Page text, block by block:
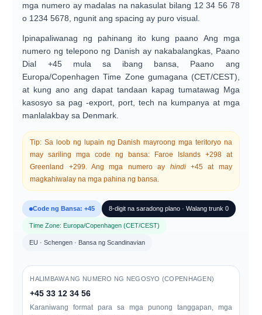
mga numero ay madalas na nakasulat bilang 12 34 56 78
o 1234 5678 , ngunit ang spacing ay puro visual.
Ipinapaliwanag ng pahinang ito kung paano Ang mga
numero ng telepono ng Danish ay nakabalangkas, Paano
Dial +45 mula sa ibang bansa , Paano ang
Europa/Copenhagen Time Zonegumagana (CET/CEST),
at kung ano ang dapat tandaan kapag tumatawag Mga
kasosyo sa pag -export, port, tech na kumpanya at mga
manlalakbay sa Denmark.
Tip: Sa loob ng lupain ng Danish mayroong mga teritoryo na
may sariling mga code ng bansa:
Faroe Islands +298at
Greenland +299. Ang mga numero ay hindi+45 at may
magkahiwalay na mga pahina ng bansa.
Code ng Bansa: +45 8-digit na saradong plano · Walang trunk 0
Time Zone: Europa/Copenhagen (CET/CEST)
EU · Schengen · Bansa ng Scandinavian
HALIMBAWA NG NUMERO NG NEGOSYO (COPENHAGEN)
+45 33 12 34 56
Karaniwang format para sa mga punong tanggapan, mga